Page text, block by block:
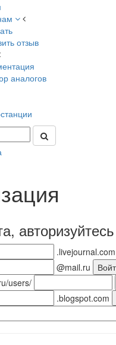
отзыв
аналогов
авторизуйтесь
.livejournal.com
@mail.ru
users/
.blogspot.com